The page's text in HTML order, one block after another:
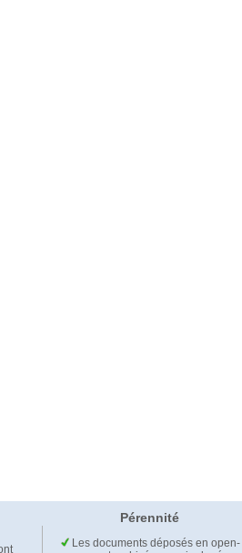
Pérennité
Les documents déposés en open-